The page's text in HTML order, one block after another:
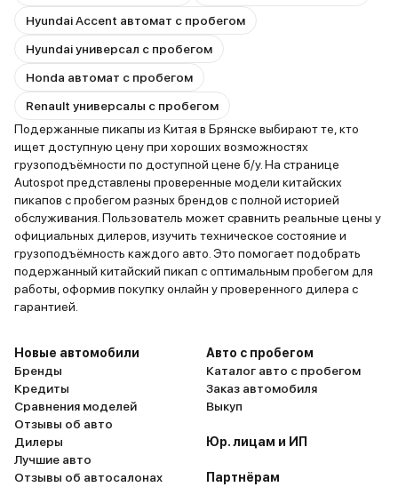
Hyundai Accent автомат с пробегом
Hyundai универсал с пробегом
Honda автомат с пробегом
Renault универсалы с пробегом
Подержанные пикапы из Китая в Брянске выбирают те, кто
ищет доступную цену при хороших возможностях
грузоподъёмности по доступной цене б/у. На странице
Autospot представлены проверенные модели китайских
пикапов с пробегом разных брендов с полной историей
обслуживания. Пользователь может сравнить реальные цены у
официальных дилеров, изучить техническое состояние и
грузоподъёмность каждого авто. Это помогает подобрать
подержанный китайский пикап с оптимальным пробегом для
работы, оформив покупку онлайн у проверенного дилера с
гарантией.
Новые автомобили
Бренды
Кредиты
Сравнения моделей
Отзывы об авто
Дилеры
Лучшие авто
Отзывы об автосалонах
Авто с пробегом
Каталог авто с пробегом
Заказ автомобиля
Выкуп
Юр. лицам и ИП
Партнёрам